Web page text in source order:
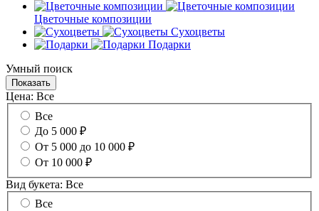
Цветочные композиции
Сухоцветы
Подарки
Умный поиск
Цена: Все
Все
До 5 000 ₽
От 5 000 до 10 000 ₽
От 10 000 ₽
Вид букета: Все
Все